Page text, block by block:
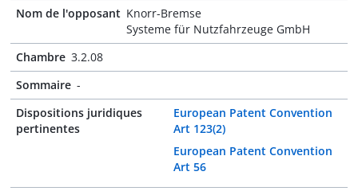
Nom de l'opposant Knorr-Bremse
Systeme für Nutzfahrzeuge GmbH
Chambre 3.2.08
Sommaire -
Dispositions juridiques
pertinentes
European Patent Convention
Art 123(2)
European Patent Convention
Art 56